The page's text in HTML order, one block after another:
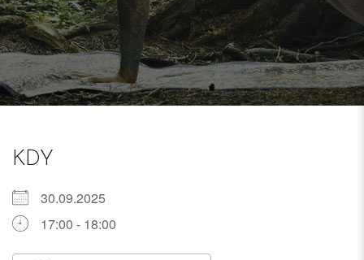
KDY
30.09.2025
17:00 - 18:00